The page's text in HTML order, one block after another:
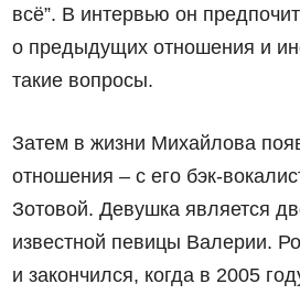
всё”. В интервью он
о предыдущих отношения и
такие вопросы.
Затем в жизни Михайлова
отношения – с его бэк-
Зотовой. Девушка является
известной певицы Валерии.
и закончился, когда в 2005